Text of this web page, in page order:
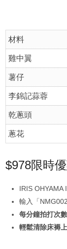
材料
雞中翼
薯仔
李錦記蒜蓉
乾蔥頭
蔥花
$978限時
IRIS OHYAMA
輸入「
每分鐘拍打次
輕鬆清除床褥